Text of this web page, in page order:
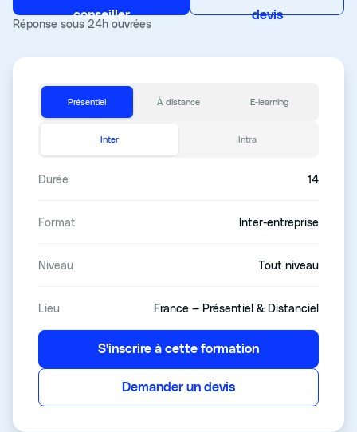
conseiller devis
Réponse sous 24h ouvrées
Présentiel À distance E-learning
Inter Intra
Durée 14
Format Inter-entreprise
Niveau Tout niveau
Lieu France — Présentiel & Distanciel
S'inscrire à cette formation
Demander un devis